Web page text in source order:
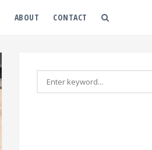
ABOUT CONTACT